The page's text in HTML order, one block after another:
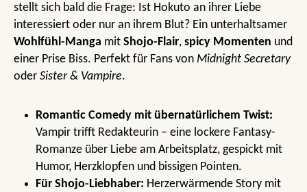
stellt sich bald die Frage: Ist Hokuto an ihrer Liebe
interessiert oder nur an ihrem Blut? Ein unterhaltsamer
Wohlfühl-Manga mit Shojo-Flair, spicy Momenten und
einer Prise Biss. Perfekt für Fans von Midnight Secretary
oder Sister & Vampire.
Romantic Comedy mit übernatürlichem Twist:
Vampir trifft Redakteurin – eine lockere Fantasy-
Romanze über Liebe am Arbeitsplatz, gespickt mit
Humor, Herzklopfen und bissigen Pointen.
Für Shojo-Liebhaber: Herzerwärmende Story mit